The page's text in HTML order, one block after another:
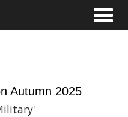
Autumn 2025